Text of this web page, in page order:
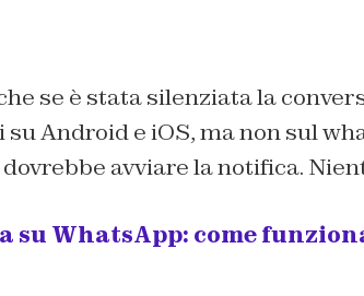
se è stata silenziata la
Android e iOS, ma non sul
avviare la notifica.
WhatsApp: come